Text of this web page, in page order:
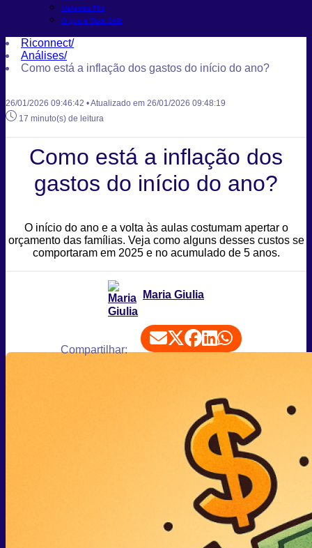
Melhores FIIs
O que é Taxa Selic
Riconnect/
Análises/
Como está a inflação dos gastos do início do ano?
26/01/2026 09:46:42 • Atualizado em 26/01/2026 09:48:19
17 minuto(s) de leitura
Como está a inflação dos
gastos do início do ano?
O início do ano e a volta às aulas costumam apertar o
orçamento das famílias. Veja como alguns desses custos se
comportaram em 2025 e no acumulado de 5 anos.
Maria Giulia
Compartilhar: